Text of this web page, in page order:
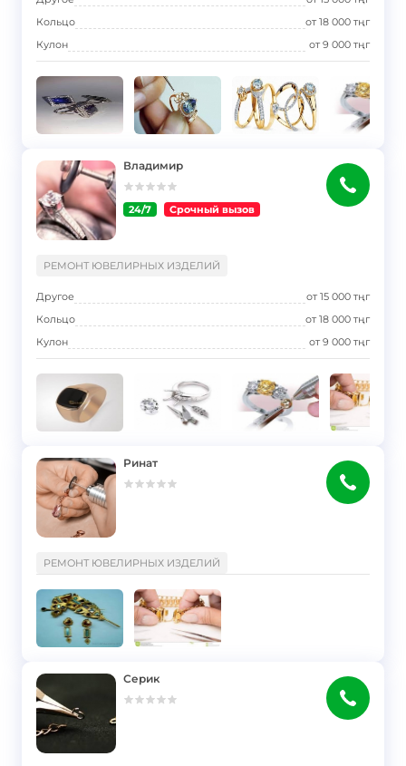
Кольцо
от18 000 тңг
Кулон
от9 000 тңг
Владимир
24/7 Срочный вызов
РЕМОНТ ЮВЕЛИРНЫХ ИЗДЕЛИЙ
Другое от15 000 тңг
Кольцо
от18 000 тңг
Кулон
от9 000 тңг
Ринат
РЕМОНТ ЮВЕЛИРНЫХ ИЗДЕЛИЙ
Серик